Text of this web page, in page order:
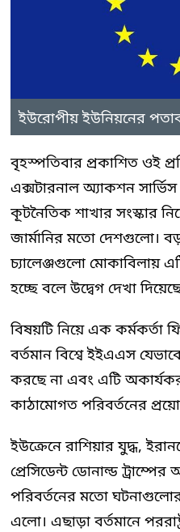
ইউরোপীয় ইউনিয়নের
বৃহস্পতিবার প্রকাশিত ওই
এক্সটারনাল অ্যাকশন
কূটনৈতিক শাখার সংস্কার
জার্মানির মতো দেশগুলো।
চ্যালেঞ্জগুলো মোকাবিলায়
হচ্ছে বলে উদ্বেগ দেখা
বিষয়টি নিয়ে এক কর্মকর্তা
বর্তমান বিশ্বে ইইএএস
করছে না এবং এটি
কাঠামোগত পরিবর্তনের
ইউক্রেনে রাশিয়ার যুদ্ধ,
প্রেসিডেন্ট ডোনাল্ড ট্রাম্পের
পরিবর্তনের মতো
এলো। এছাড়া বর্তমানে